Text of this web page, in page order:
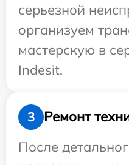
серьезной
организуем
мастерскую в
Indesit.
3
Ремонт
После